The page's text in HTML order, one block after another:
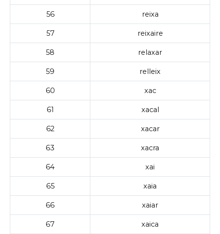
56 reixa
57 reixaire
58 relaxar
59 relleix
60 xac
61 xacal
62 xacar
63 xacra
64 xai
65 xaia
66 xaiar
67 xaica